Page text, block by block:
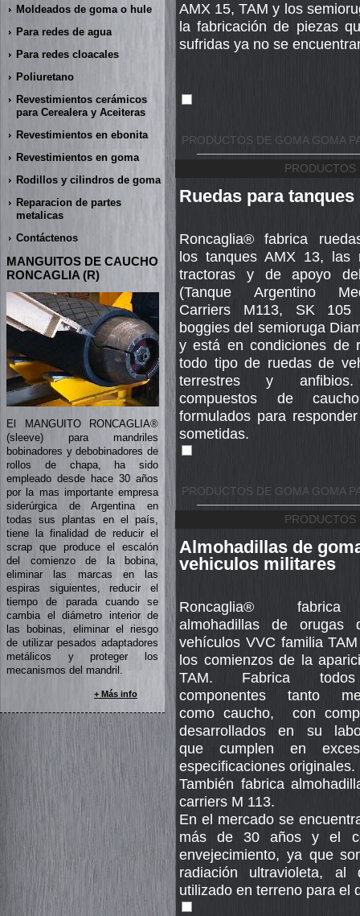
AMX 15, TAM y los
la fabricación de piezas
sufridas ya no se
PRODUCTOS DE GOMA GOMA
PRODUCTOS
Ruedas para
Roncaglia® fabrica
los tanques AMX 13, las
tractoras y de apoyo
(Tanque Argentino
Carriers M113, SK
boggies del semioruga
y está en condiciones de
todo tipo de ruedas de
terrestres y
compuestos de
formulados para
sometidas.
PRODUCTOS DE GOMA GOMA
PRODUCTOS
Almohadillas de
vehiculos militares
Roncaglia®
almohadillas de orugas
vehículos VVC familia
los comienzos de la
TAM. Fabrica
componentes tanto
como caucho,
con
desarrollados en su
que cumplen en
especificaciones originales.
También fabrica
carriers M 113.
En el mercado se
más de 30 años y el
envejecimiento, ya que
radiación ultravioleta, al
utilizado en terreno para
Moldeados de goma o hule
Para redes de agua
Para redes cloacales
Poliuretano
Revestimientos cerámicos
para Cerealera y Aceiteras
Revestimientos en ebonita
Revestimientos en goma
Rodillos y cilindros de goma
Reparacion de partes
metalicas
Contáctenos
MANGUITOS DE CAUCHO
RONCAGLIA (R)
El MANGUITO RONCAGLIA®
(sleeve) para mandriles
bobinadores y debobinadores de
rollos de chapa, ha sido
empleado desde hace 30 años
por la mas importante empresa
siderúrgica de Argentina en
todas sus plantas en el país,
tiene la finalidad de reducir el
scrap que produce el escalón
del comienzo de la bobina,
eliminar las marcas en las
espiras siguientes, reducir el
tiempo de parada cuando se
cambia el diámetro interior de
las bobinas, eliminar el riesgo
de utilizar pesados adaptadores
metálicos y proteger los
mecanismos del mandril.
+ Más info